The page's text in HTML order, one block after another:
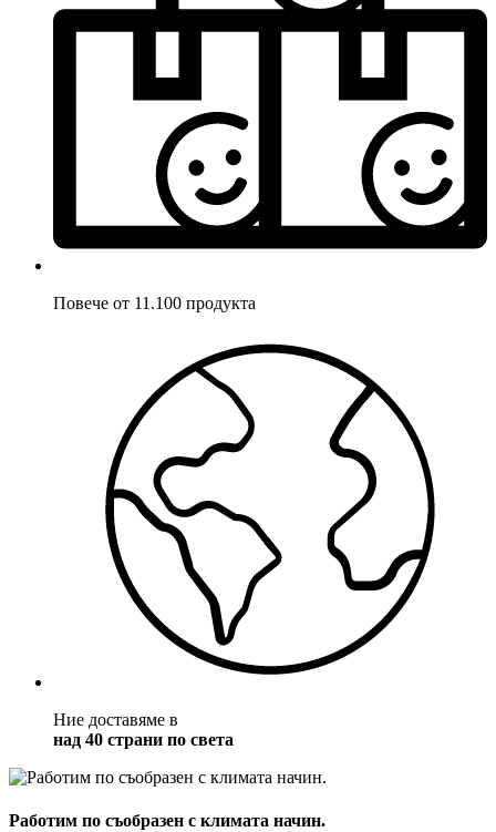
Повече от 11.100 продукта
Ние доставяме в
над 40 страни по света
Работим по съобразен с климата начин.